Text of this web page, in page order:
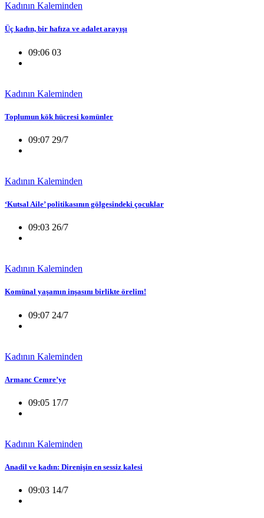
Kadının Kaleminden
Üç kadın, bir hafıza ve adalet arayışı
09:06 03
Kadının Kaleminden
Toplumun kök hücresi komünler
09:07 29/7
Kadının Kaleminden
‘Kutsal Aile’ politikasının gölgesindeki çocuklar
09:03 26/7
Kadının Kaleminden
Komünal yaşamın inşasını birlikte örelim!
09:07 24/7
Kadının Kaleminden
Armanc Cemre’ye
09:05 17/7
Kadının Kaleminden
Anadil ve kadın: Direnişin en sessiz kalesi
09:03 14/7